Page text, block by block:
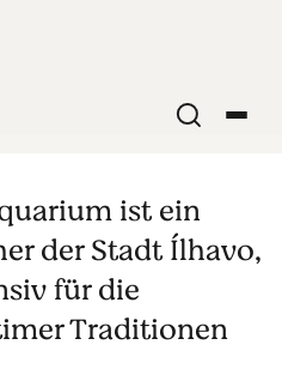
ist ein
der Stadt Ílhavo,
für die
Traditionen